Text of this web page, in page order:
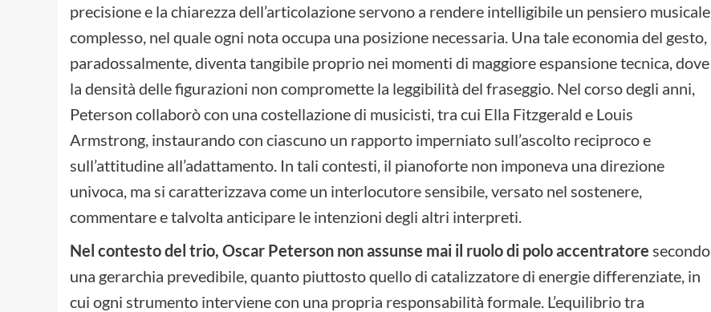
precisione e la chiarezza dell’articolazione servono a rendere intelligibile un pensiero musicale
complesso, nel quale ogni nota occupa una posizione necessaria. Una tale economia del gesto,
paradossalmente, diventa tangibile proprio nei momenti di maggiore espansione tecnica, dove
la densità delle figurazioni non compromette la leggibilità del fraseggio. Nel corso degli anni,
Peterson collaborò con una costellazione di musicisti, tra cui Ella Fitzgerald e Louis
Armstrong, instaurando con ciascuno un rapporto imperniato sull’ascolto reciproco e
sull’attitudine all’adattamento. In tali contesti, il pianoforte non imponeva una direzione
univoca, ma si caratterizzava come un interlocutore sensibile, versato nel sostenere,
commentare e talvolta anticipare le intenzioni degli altri interpreti.
Nel contesto del trio, Oscar Peterson non assunse mai il ruolo di polo accentratore secondo
una gerarchia prevedibile, quanto piuttosto quello di catalizzatore di energie differenziate, in
cui ogni strumento interviene con una propria responsabilità formale. L’equilibrio tra